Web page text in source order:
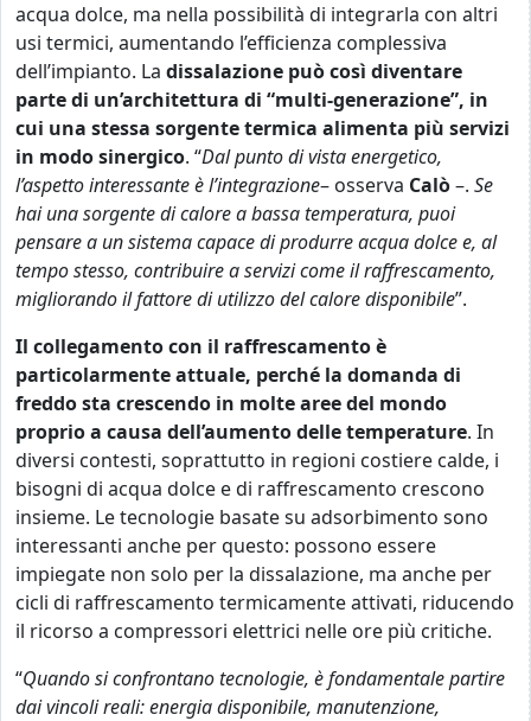
acqua dolce, ma nella possibilità di integrarla con altri
usi termici, aumentando l’efficienza complessiva
dell’impianto. La dissalazione può così diventare
parte di un’architettura di “multi-generazione”, in
cui una stessa sorgente termica alimenta più servizi
in modo sinergico. “Dal punto di vista energetico,
l’aspetto interessante è l’integrazione– osserva Calò–. Se
hai una sorgente di calore a bassa temperatura, puoi
pensare a un sistema capace di produrre acqua dolce e, al
tempo stesso, contribuire a servizi come il raffrescamento,
migliorando il fattore di utilizzo del calore disponibile”.
Il collegamento con il raffrescamento è
particolarmente attuale, perché la domanda di
freddo sta crescendo in molte aree del mondo
proprio a causa dell’aumento delle temperature. In
diversi contesti, soprattutto in regioni costiere calde, i
bisogni di acqua dolce e di raffrescamento crescono
insieme. Le tecnologie basate su adsorbimento sono
interessanti anche per questo: possono essere
impiegate non solo per la dissalazione, ma anche per
cicli di raffrescamento termicamente attivati, riducendo
il ricorso a compressori elettrici nelle ore più critiche.
“Quando si confrontano tecnologie, è fondamentale partire
dai vincoli reali: energia disponibile, manutenzione,